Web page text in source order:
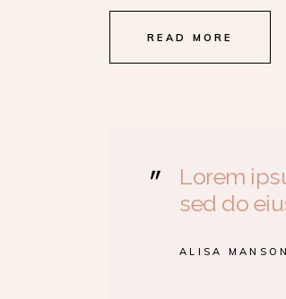
READ MORE
Lorem
sed do
ALISA MANSON